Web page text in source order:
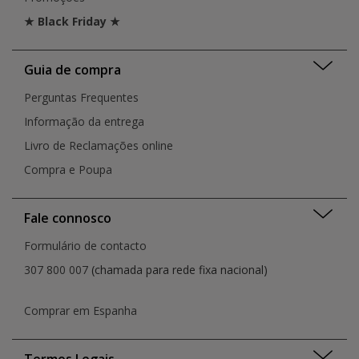
★ Black Friday ★
Guia de compra
Perguntas Frequentes
Informação da entrega
Livro de Reclamações online
Compra e Poupa
Fale connosco
Formulário de contacto
307 800 007 (chamada para rede fixa nacional)
Comprar em Espanha